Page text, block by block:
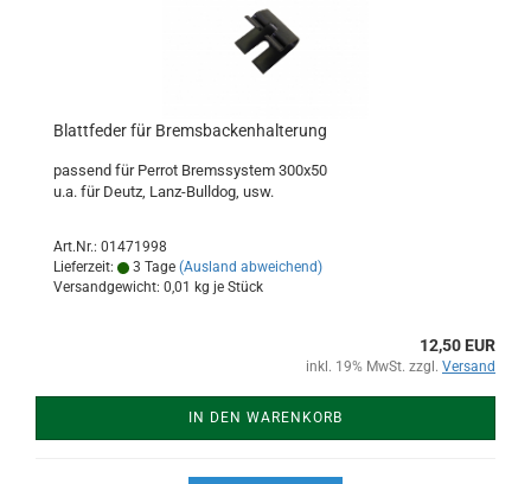
Blattfeder für Bremsbackenhalterung
passend für Perrot Bremssystem 300x50
u.a. für Deutz, Lanz-Bulldog, usw.
Art.Nr.: 01471998
Lieferzeit:
3 Tage (Ausland abweichend)
Versandgewicht: 0,01 kg je Stück
12,50 EUR
inkl. 19% MwSt. zzgl. Versand
IN DEN WARENKORB